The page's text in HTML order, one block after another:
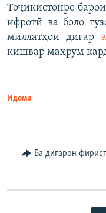
Тоҷикистонро
ифротӣ ва боло
миллатҳои дигар
кишвар маҳрум
Идома
Ба дигарон